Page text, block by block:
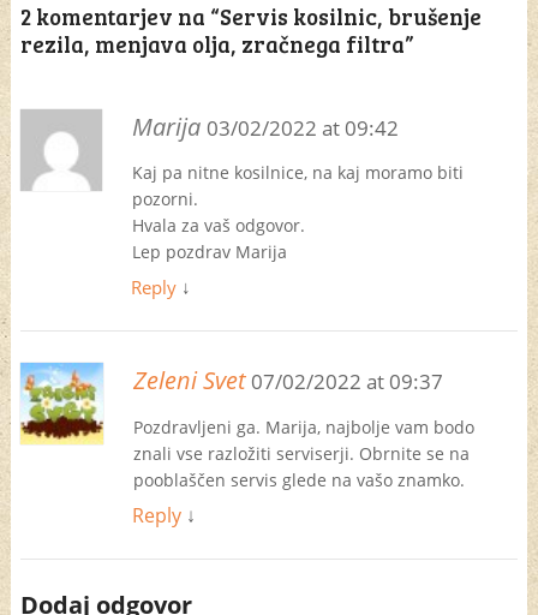
2 komentarjev na “Servis kosilnic, brušenje
rezila, menjava olja, zračnega filtra”
Marija 03/02/2022 at 09:42
Kaj pa nitne kosilnice, na kaj moramo biti
pozorni.
Hvala za vaš odgovor.
Lep pozdrav Marija
Reply ↓
Zeleni Svet 07/02/2022 at 09:37
Pozdravljeni ga. Marija, najbolje vam bodo
znali vse razložiti serviserji. Obrnite se na
pooblaščen servis glede na vašo znamko.
Reply ↓
Dodaj odgovor